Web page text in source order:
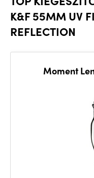
K&F 55MM UV
REFLECTION
Moment